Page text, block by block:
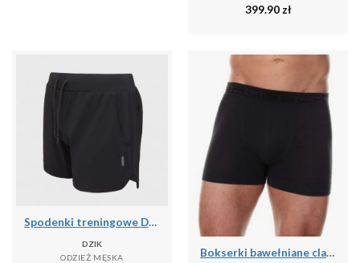
399.90 zł
Spodenki treningowe DZIK® PRO black
DZIK
ODZIEŻ MĘSKA
Bokserki bawełniane classic męskie Brubeck Comfort Cotton